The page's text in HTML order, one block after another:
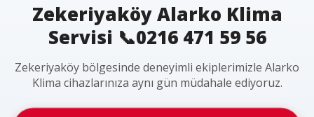
Zekeriyaköy Alarko Klima
Servisi 📞0216 471 59 56
Zekeriyaköy bölgesinde deneyimli ekiplerimizle Alarko
Klima cihazlarınıza aynı gün müdahale ediyoruz.